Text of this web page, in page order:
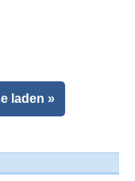
laden »